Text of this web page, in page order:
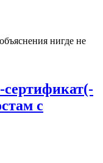
нигде не
с